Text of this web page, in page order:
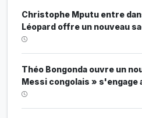
Christophe Mputu entre
Léopard offre un nouveau
Théo Bongonda ouvre un
Messi congolais » s'engage